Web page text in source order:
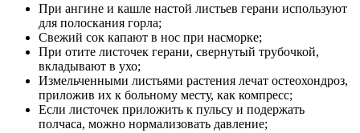
При ангине и кашле настой листьев герани используют
для полоскания горла;
Свежий сок капают в нос при насморке;
При отите листочек герани, свернутый трубочкой,
вкладывают в ухо;
Измельченными листьями растения лечат остеохондроз,
приложив их к больному месту, как компресс;
Если листочек приложить к пульсу и подержать
полчаса, можно нормализовать давление;